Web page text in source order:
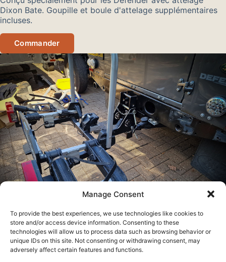
Manage Consent
To provide the best experiences, we use technologies like cookies to
store and/or access device information. Consenting to these
technologies will allow us to process data such as browsing behavior or
unique IDs on this site. Not consenting or withdrawing consent, may
adversely affect certain features and functions.
Dixon Bate. Goupille et boule d'attelage supplémentaires
incluses.
Commander